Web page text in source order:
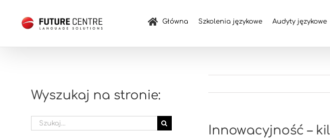
zawartości
Główna Szkolenia językowe Audyty językowe
Innowacyjność –
Wyszukaj na stronie:
Szukaj